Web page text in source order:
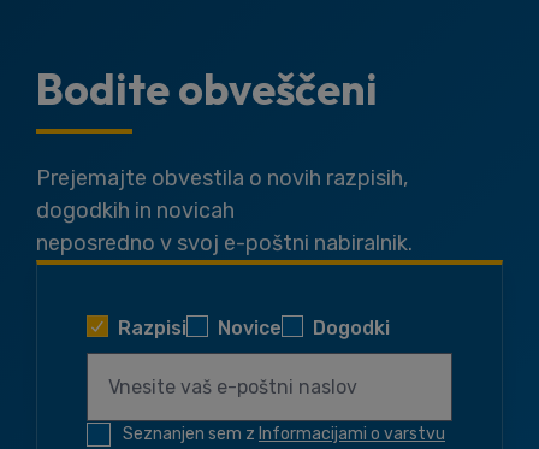
Bodite obveščeni
Prejemajte obvestila o novih razpisih,
dogodkih in novicah
neposredno v svoj e-poštni nabiralnik.
Razpisi Novice Dogodki
Seznanjen sem z Informacijami o varstvu